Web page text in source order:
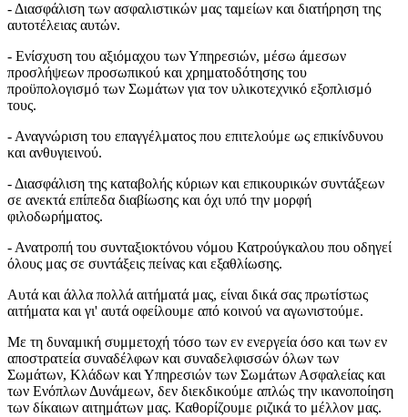
- Διασφάλιση των ασφαλιστικών μας ταμείων και διατήρηση της
αυτοτέλειας αυτών.
- Ενίσχυση του αξιόμαχου των Υπηρεσιών, μέσω άμεσων
προσλήψεων προσωπικού και χρηματοδότησης του
προϋπολογισμό των Σωμάτων για τον υλικοτεχνικό εξοπλισμό
τους.
- Αναγνώριση του επαγγέλματος που επιτελούμε ως επικίνδυνου
και ανθυγιεινού.
- Διασφάλιση της καταβολής κύριων και επικουρικών συντάξεων
σε ανεκτά επίπεδα διαβίωσης και όχι υπό την μορφή
φιλοδωρήματος.
- Ανατροπή του συνταξιοκτόνου νόμου Κατρούγκαλου που οδηγεί
όλους μας σε συντάξεις πείνας και εξαθλίωσης.
Αυτά και άλλα πολλά αιτήματά μας, είναι δικά σας πρωτίστως
αιτήματα και γι' αυτά οφείλουμε από κοινού να αγωνιστούμε.
Με τη δυναμική συμμετοχή τόσο των εν ενεργεία όσο και των εν
αποστρατεία συναδέλφων και συναδελφισσών όλων των
Σωμάτων, Κλάδων και Υπηρεσιών των Σωμάτων Ασφαλείας και
των Ενόπλων Δυνάμεων, δεν διεκδικούμε απλώς την ικανοποίηση
των δίκαιων αιτημάτων μας. Καθορίζουμε ριζικά το μέλλον μας.